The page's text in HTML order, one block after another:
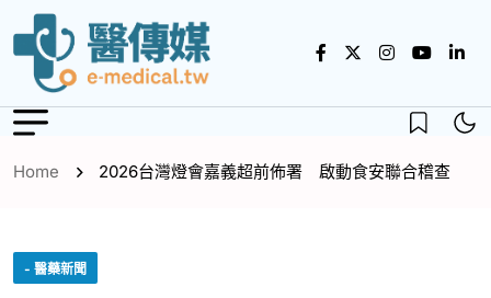
Home 2026台灣燈會嘉義超前佈署 啟動食安聯合稽查
- 醫藥新聞